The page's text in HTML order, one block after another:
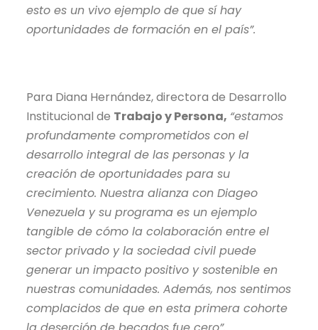
esto es un vivo ejemplo de que sí hay
oportunidades de formación en el país”.
Para Diana Hernández, directora de Desarrollo
Institucional de Trabajo y Persona, “estamos
profundamente comprometidos con el
desarrollo integral de las personas y la
creación de oportunidades para su
crecimiento. Nuestra alianza con Diageo
Venezuela y su programa es un ejemplo
tangible de cómo la colaboración entre el
sector privado y la sociedad civil puede
generar un impacto positivo y sostenible en
nuestras comunidades. Además, nos sentimos
complacidos de que en esta primera cohorte